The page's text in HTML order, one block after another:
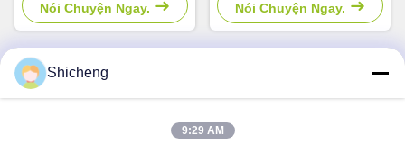
Nói Chuyện Ngay.
Nói Chuyện Ngay.
Shicheng
9:29 AM